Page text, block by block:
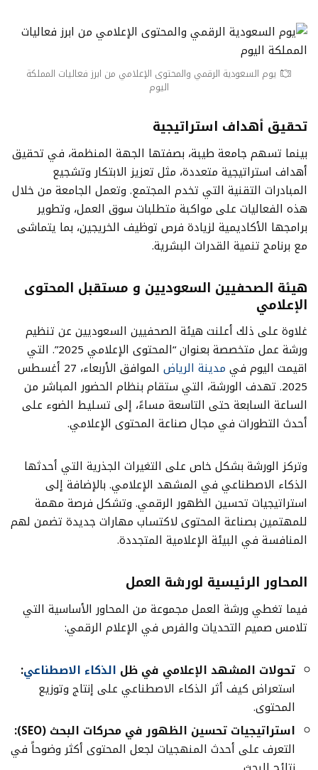
يوم السعودية الرقمي والمحتوى الإعلامي من ابرز فعاليات المملكة
اليوم
تحقيق أهداف استراتيجية
بينما تسهم جامعة طيبة، بصفتها الجهة المنظمة، في تحقيق
أهداف استراتيجية متعددة، مثل تعزيز الابتكار وتشجيع
المبادرات التقنية التي تخدم المجتمع. وتعمل الجامعة من خلال
هذه الفعاليات على مواكبة متطلبات سوق العمل، وتطوير
برامجها الأكاديمية لزيادة فرص توظيف الخريجين، بما يتماشى
مع برنامج تنمية القدرات البشرية.
هيئة الصحفيين السعوديين و مستقبل المحتوى
الإعلامي
غلاوة على ذلك أعلنت هيئة الصحفيين السعوديين عن تنظيم
ورشة عمل متخصصة بعنوان “المحتوى الإعلامي 2025”. التي
اقيمت اليوم في مدينة الرياض
الموافق الأربعاء، 27 أغسطس
2025. تهدف الورشة، التي ستقام بنظام الحضور المباشر من
الساعة السابعة حتى التاسعة مساءً، إلى تسليط الضوء على
أحدث التطورات في مجال صناعة المحتوى الإعلامي.
وتركز الورشة بشكل خاص على التغيرات الجذرية التي أحدثها
الذكاء الاصطناعي في المشهد الإعلامي. بالإضافة إلى
استراتيجيات تحسين الظهور الرقمي. وتشكل فرصة مهمة
للمهتمين بصناعة المحتوى لاكتساب مهارات جديدة تضمن لهم
المنافسة في البيئة الإعلامية المتجددة.
المحاور الرئيسية لورشة العمل
فيما تغطي ورشة العمل مجموعة من المحاور الأساسية التي
تلامس صميم التحديات والفرص في الإعلام الرقمي:
تحولات المشهد الإعلامي في ظل الذكاء الاصطناعي:
استعراض كيف أثر الذكاء الاصطناعي على إنتاج وتوزيع
المحتوى.
استراتيجيات تحسين الظهور في محركات البحث (SEO):
التعرف على أحدث المنهجيات لجعل المحتوى أكثر وضوحاً في